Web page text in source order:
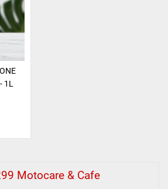
1L
Motocare & Cafe